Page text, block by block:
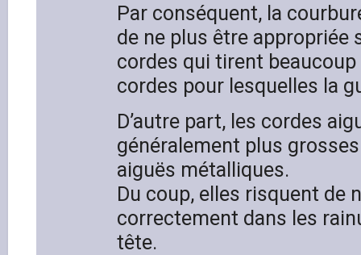
Par conséquent, la
de ne plus être appropriée
cordes qui tirent
cordes pour lesquelles la
D’autre part, les cordes
généralement plus
aiguës métalliques.
Du coup, elles risquent de
correctement dans les
tête.